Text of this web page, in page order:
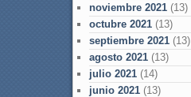
noviembre 2021(13)
octubre 2021(13)
septiembre 2021(13)
agosto 2021(13)
julio 2021(14)
junio 2021(13)